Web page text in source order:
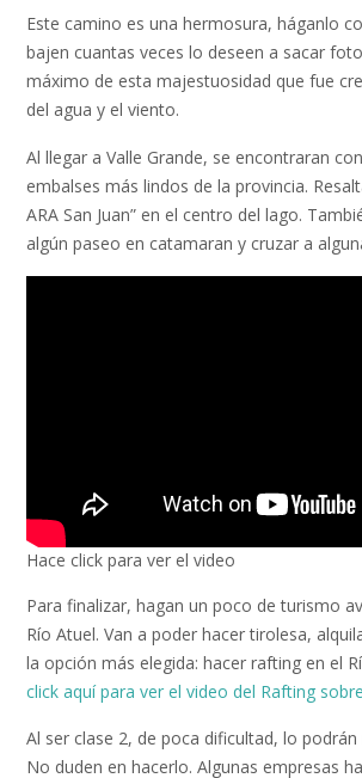
Este camino es una hermosura, háganlo
bajen cuantas veces lo deseen a sacar
máximo de esta majestuosidad que fue
del agua y el viento.
Al llegar a Valle Grande, se encontraran
embalses más lindos de la provincia.
ARA San Juan” en el centro del lago.
algún paseo en catamaran y cruzar a
Hace click para ver el video
Para finalizar, hagan un poco de turismo
Río Atuel. Van a poder hacer tirolesa,
la opción más elegida: hacer rafting en el
click aquí para ver el video del Rafting
Al ser clase 2, de poca dificultad, lo
No duden en hacerlo. Algunas empresas